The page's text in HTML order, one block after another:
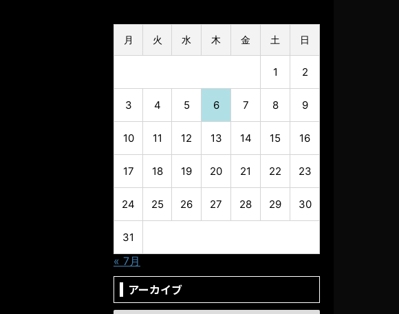
月 火 水 木 金 土 日
1 2
3 4 5 6 7 8 9
10 11 12 13 14 15 16
17 18 19 20 21 22 23
24 25 26 27 28 29 30
31
« 7月
アーカイブ